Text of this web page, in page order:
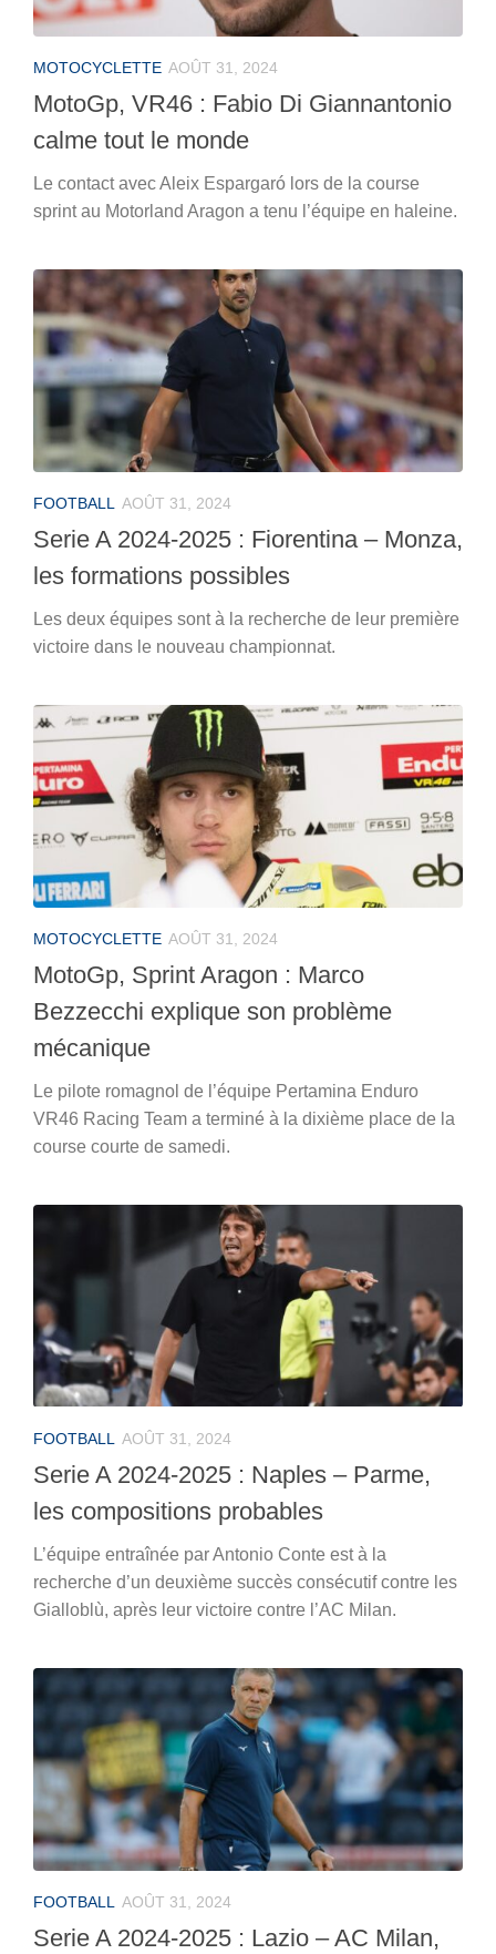
MOTOCYCLETTE AOÛT 31, 2024
MotoGp, VR46 : Fabio Di Giannantonio
calme tout le monde
Le contact avec Aleix Espargaró lors de la course
sprint au Motorland Aragon a tenu l’équipe en haleine.
FOOTBALL AOÛT 31, 2024
Serie A 2024-2025 : Fiorentina – Monza,
les formations possibles
Les deux équipes sont à la recherche de leur première
victoire dans le nouveau championnat.
MOTOCYCLETTE AOÛT 31, 2024
MotoGp, Sprint Aragon : Marco
Bezzecchi explique son problème
mécanique
Le pilote romagnol de l’équipe Pertamina Enduro
VR46 Racing Team a terminé à la dixième place de la
course courte de samedi.
FOOTBALL AOÛT 31, 2024
Serie A 2024-2025 : Naples – Parme,
les compositions probables
L’équipe entraînée par Antonio Conte est à la
recherche d’un deuxième succès consécutif contre les
Gialloblù, après leur victoire contre l’AC Milan.
FOOTBALL AOÛT 31, 2024
Serie A 2024-2025 : Lazio – AC Milan,